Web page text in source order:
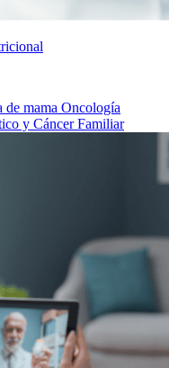
mama Oncología
y Cáncer Familiar